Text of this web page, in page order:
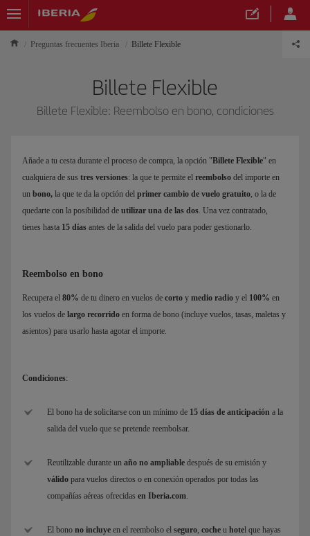
Preguntas frecuentes Iberia Billete Flexible
Billete Flexible
Billete Flexible: Reembolso en bono, condiciones
Añade a tu cesta durante el proceso de compra, la opción "Billete Flexible" en
cualquiera de sus tres versiones: la que te permite el reembolso del importe en
un bono, la que te da la opción del primer cambio de vuelo gratuito, o la de
quedarte con la posibilidad de utilizar una de las dos. Una vez contratado,
tienes hasta 15 días antes de la salida del vuelo para poder gestionarlo.
Reembolso en bono
Recupera el 80% de tu dinero en vuelos de corto y medio radio y el 100% en
los vuelos de largo recorrido en forma de bono (incluye vuelos, tasas, maletas y
asientos) para usarlo hasta agotar el importe.
Condiciones:
El bono ha de solicitarse con un mínimo de 15 días de anticipación a la
salida del vuelo que se pretende reembolsar.
Reutilizable durante un año no ampliable después de su emisión y
válido para vuelos directos o en conexión operados por todas las
compañías aéreas ofrecidas en Iberia.com.
El bono no incluye en el reembolso el seguro, coche u hotel que hayas